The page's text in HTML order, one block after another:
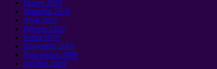
Hunyo 2010
Maaaring 2010
Abril 2010
Pebrero 2010
Enero 2010
Disyembre 2009
Nobyembre 2009
Oktubre 2009